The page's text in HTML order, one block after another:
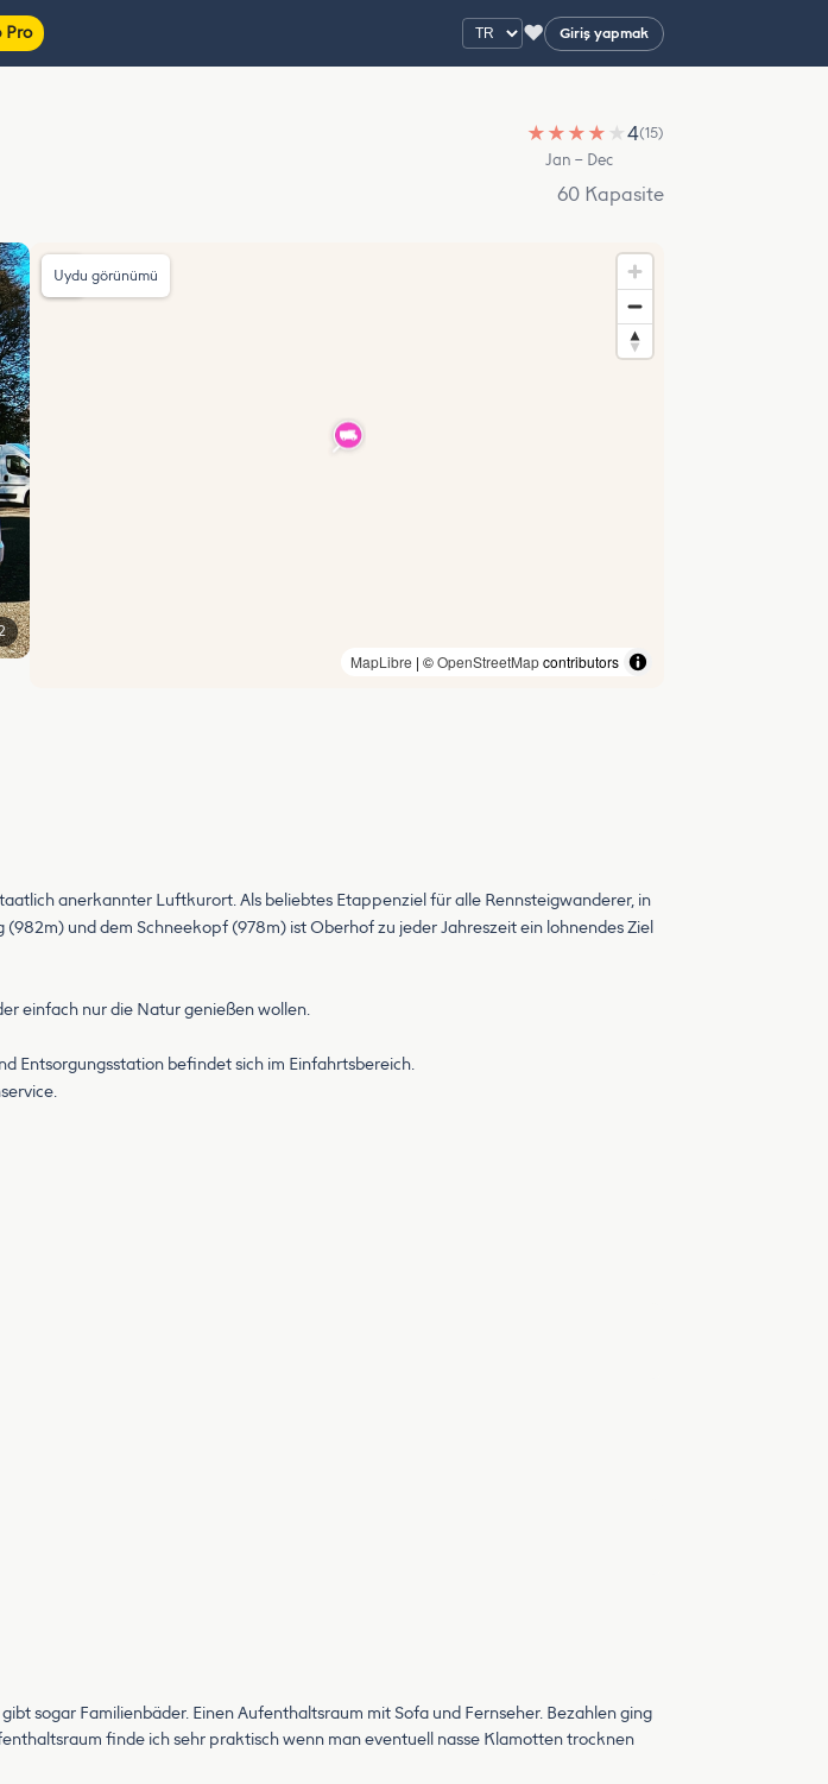
Pro ♥ Giriş yapmak
★ ★ ★ ★ ★4(15)
Jan – Dec
60 Kapasite
MapLibre | ©OpenStreetMapcontributors
Uydu görünümü
anerkannter Luftkurort. Als beliebtes Etappenziel für alle Rennsteigwanderer, in
und dem Schneekopf (978m) ist Oberhof zu jeder Jahreszeit ein lohnendes Ziel
einfach nur die Natur genießen wollen.
Entsorgungsstation befindet sich im Einfahrtsbereich.
sogar Familienbäder. Einen Aufenthaltsraum mit Sofa und Fernseher. Bezahlen ging
finde ich sehr praktisch wenn man eventuell nasse Klamotten trocknen